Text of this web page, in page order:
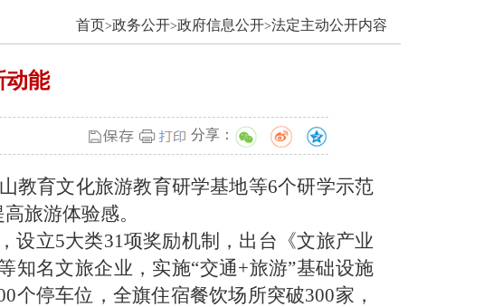
首页>政务公开>政府信息公开>法定主动公开内容
动能
分享：
教育文化旅游教育研学基地等6个研学示范
高旅游体验感。
设立5大类31项奖励机制，出台《文旅产业
知名文旅企业，实施“交通+旅游”基础设施
停车位，全旗住宿餐饮场所突破300家，